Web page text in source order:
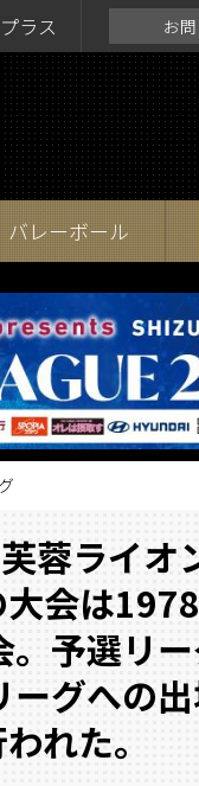
ラス お
バレーボール
蓉ライオ
会は1978
予選リ
グへの
れた。